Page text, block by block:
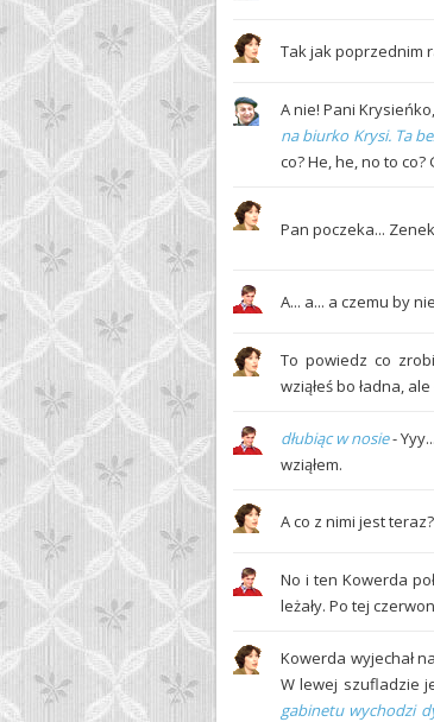
Tak jak poprzednim
A nie! Pani
na biurko Krysi. Ta
co? He, he, no to
Pan poczeka...
A... a... a czemu by
To powiedz co
wziąłeś bo ładna,
dłubiąc w nosie-
wziąłem.
A co z nimi jest teraz?
No i ten Kowerda
leżały. Po tej
Kowerda wyjechał
W lewej szufladzie
gabinetu wychodzi